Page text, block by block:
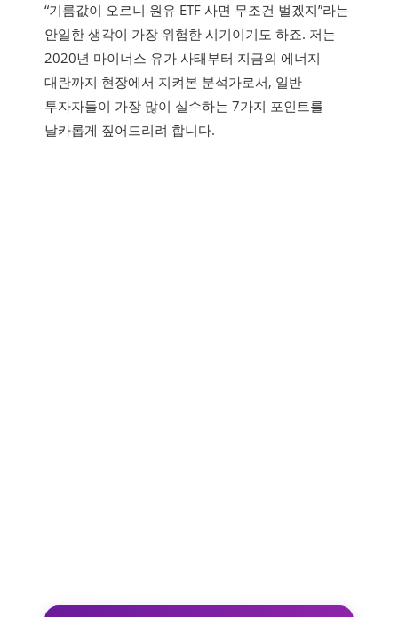
“기름값이 오르니 원유 ETF 사면 무조건 벌겠지”라는
안일한 생각이 가장 위험한 시기이기도 하죠. 저는
2020년 마이너스 유가 사태부터 지금의 에너지
대란까지 현장에서 지켜본 분석가로서, 일반
투자자들이 가장 많이 실수하는 7가지 포인트를
날카롭게 짚어드리려 합니다.